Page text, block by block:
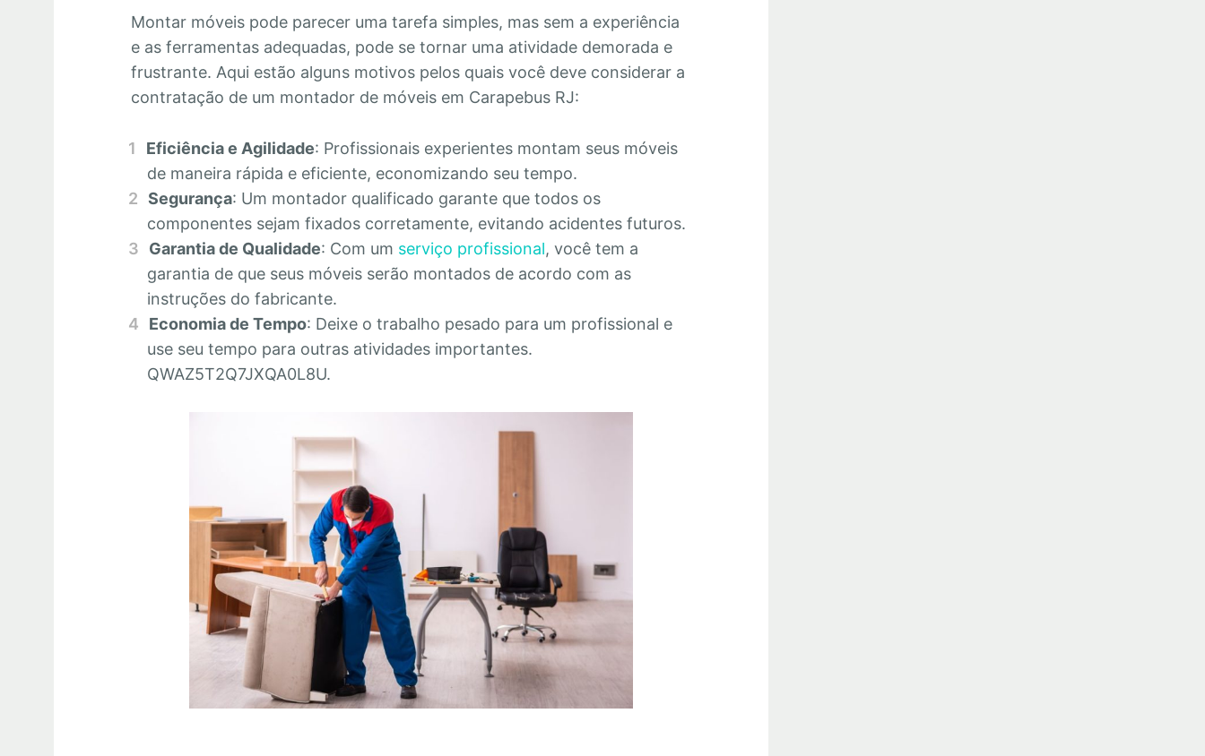
Montar móveis pode parecer uma tarefa simples, mas sem a experiência
e as ferramentas adequadas, pode se tornar uma atividade demorada e
frustrante. Aqui estão alguns motivos pelos quais você deve considerar a
contratação de um montador de móveis em Carapebus RJ:
Eficiência e Agilidade: Profissionais experientes montam seus móveis
de maneira rápida e eficiente, economizando seu tempo.
Segurança: Um montador qualificado garante que todos os
componentes sejam fixados corretamente, evitando acidentes futuros.
Garantia de Qualidade: Com um serviço profissional, você tem a
garantia de que seus móveis serão montados de acordo com as
instruções do fabricante.
Economia de Tempo: Deixe o trabalho pesado para um profissional e
use seu tempo para outras atividades importantes.
QWAZ5T2Q7JXQA0L8U.